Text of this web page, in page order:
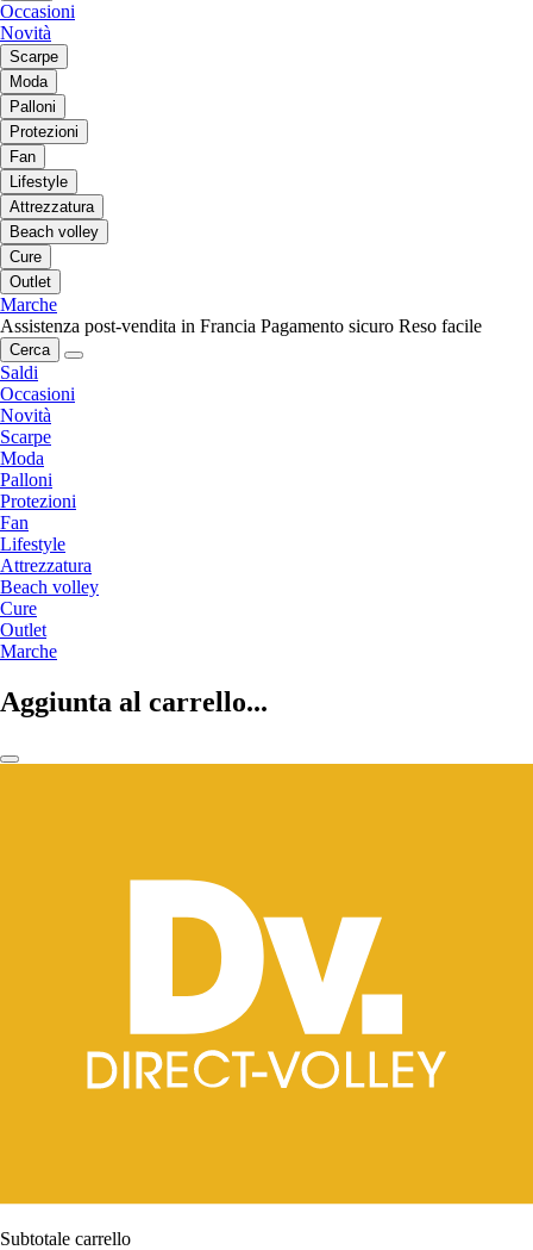
Occasioni
Novità
Scarpe
Moda
Palloni
Protezioni
Fan
Lifestyle
Attrezzatura
Beach volley
Cure
Outlet
Marche
Assistenza post-vendita in Francia Pagamento sicuro Reso facile
Cerca
Saldi
Occasioni
Novità
Scarpe
Moda
Palloni
Protezioni
Fan
Lifestyle
Attrezzatura
Beach volley
Cure
Outlet
Marche
Aggiunta al carrello...
Subtotale carrello